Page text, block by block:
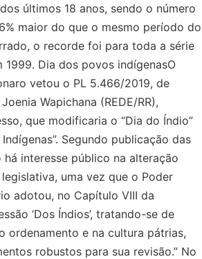
últimos 18 anos, sendo o número
maior do que o mesmo período do
o recorde foi para toda a série
1999. Dia dos povos indígenasO
vetou o PL 5.466/2019, de
Wapichana (REDE/RR),
que modificaria o “Dia do Índio”
Segundo publicação das
há interesse público na alteração
uma vez que o Poder
adotou, no Capítulo VIII da
‘Dos Índios’, tratando-se de
ordenamento e na cultura pátrias,
robustos para sua revisão.” No